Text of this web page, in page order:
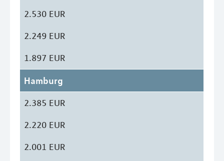
2.530 EUR
2.249 EUR
1.897 EUR
Hamburg
2.385 EUR
2.220 EUR
2.001 EUR